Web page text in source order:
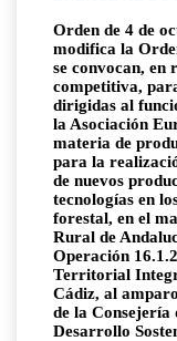
Orden de 4 de
modifica la
se convocan, en
competitiva,
dirigidas al
la Asociación
materia de
para la
de nuevos
tecnologías en
forestal, en el
Rural de
Operación
Territorial
Cádiz, al
de la Consejería
Desarrollo